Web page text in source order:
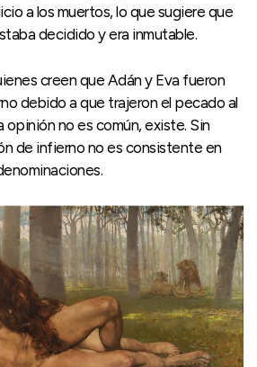
a los muertos, lo que sugiere que
decidido y era inmutable.
creen que Adán y Eva fueron
debido a que trajeron el pecado al
opinión no es común, existe. Sin
de infierno no es consistente en